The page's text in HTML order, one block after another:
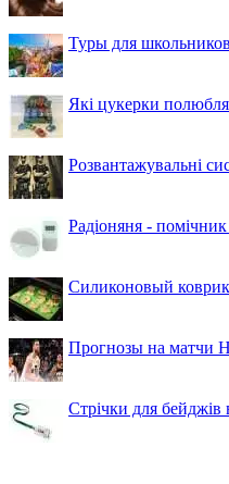
Туры для
Які цукерки
Розвантажувальні
Радіоняня - помічник
Силиконовый
Прогнозы на матчи
Стрічки для бейджів